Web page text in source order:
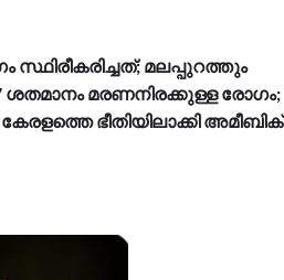
മലപ്പുറത്തും
മരണനിരക്കുള്ള രോഗം;
ഭീതിയിലാക്കി അമീബിക്